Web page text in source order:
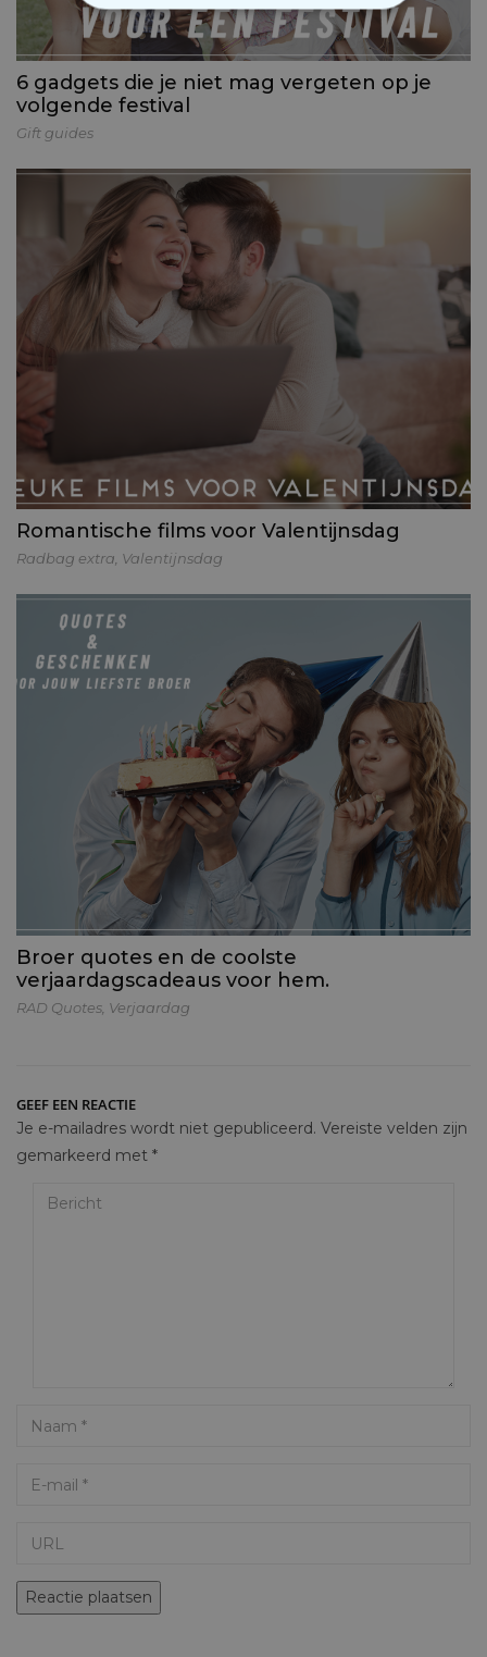
6 gadgets die je niet mag vergeten op je
volgende festival
Gift guides
Romantische films voor Valentijnsdag
Radbag extra Valentijnsdag
Broer quotes en de coolste
verjaardagscadeaus voor hem.
RAD Quotes Verjaardag
GEEF EEN REACTIE
Je e-mailadres wordt niet gepubliceerd. Vereiste velden zijn
gemarkeerd met *
Bericht
Name
Email
NOODZAKELIJK